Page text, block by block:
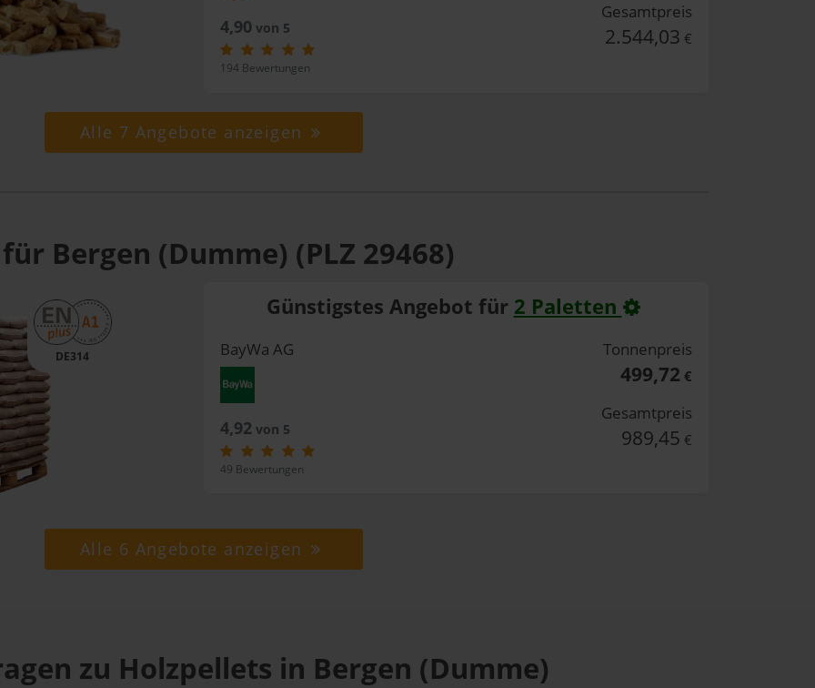
4,90 von 5
194 Bewertungen
Gesamtpreis
2.544,03 €
Alle 7 Angebote anzeigen
Bergen (Dumme) (PLZ 29468)
DE314
Günstigstes Angebot für 2 Paletten
BayWa AG
4,92von 5
49 Bewertungen
Tonnenpreis
499,72 €
Gesamtpreis
989,45 €
Alle 6 Angebote anzeigen
zu Holzpellets in Bergen (Dumme)